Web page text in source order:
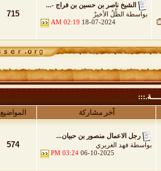
الشيخ ناصر بن حسين بن فراج -...
بواسطة الظِّلُ الأخيرْ
18-07-2024
02:19 AM
715
آخر مشاركة المواضيع
خاص باللقاءات والمواضيع الخاصة
رجل الاعمال منصور بن حبيان...
بواسطة فهد الغريري
06-10-2025
03:24 PM
574